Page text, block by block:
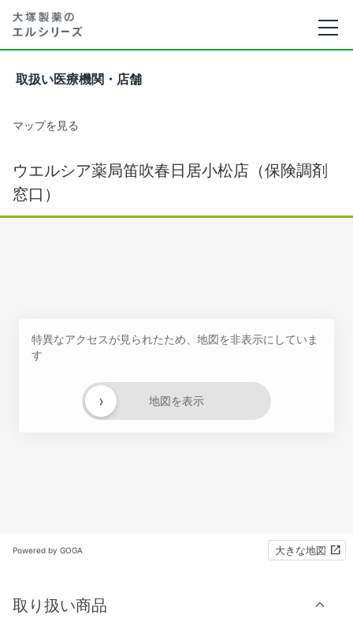
取扱い医療機関・店舗
マップを見る
ウエルシア薬局笛吹春日居小松店（保険調剤
窓口）
特異なアクセスが見られたため、地図を非表示にしていま
す
地図を表示
›
Powered by GOGA 大きな地図
取り扱い商品